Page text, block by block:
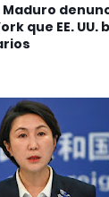
que EE. UU.